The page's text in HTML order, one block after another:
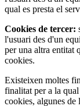
qual es presta el
Cookies de tercer:
l'usuari des d'un
per una altra entitat
cookies.
Existeixen moltes
finalitat per a la qual
cookies, algunes de